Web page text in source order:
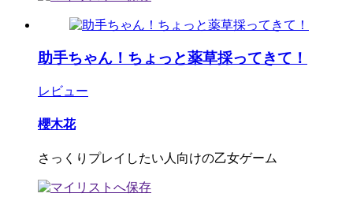
助手ちゃん！ちょっと薬草採ってきて！
レビュー
櫻木花
さっくりプレイしたい人向けの乙女ゲーム